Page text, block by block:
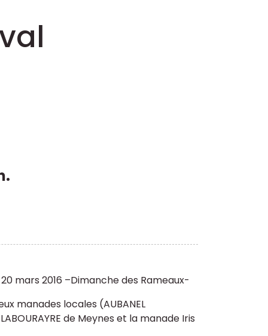
mars 2016 –Dimanche des Rameaux-
manades locales (AUBANEL
de Meynes et la manade Iris